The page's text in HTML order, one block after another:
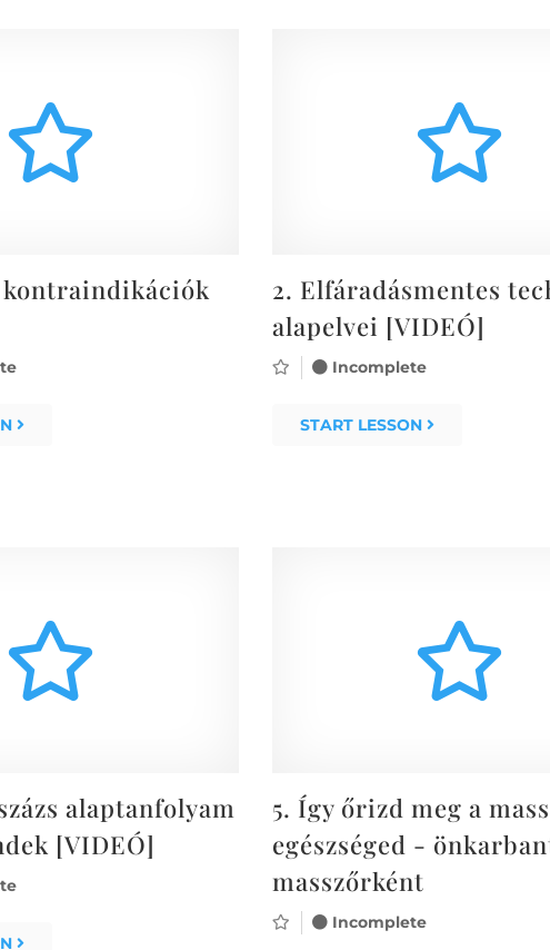
kontraindikációk
2. Elfáradásmentes
alapelvei [VIDEÓ]
Incomplete
START LESSON
alaptanfolyam
[VIDEÓ]
5. Így őrizd meg a
egészséged -
masszőrként
Incomplete